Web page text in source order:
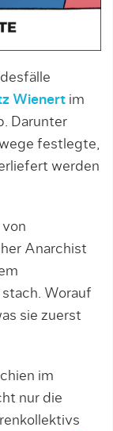
Wienert im
Darunter
festlegte,
werden
von
Anarchist
Worauf
sie zuerst
im
nur die